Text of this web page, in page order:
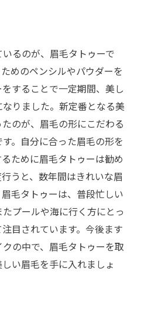
るのが、眉毛タトゥーで
めのペンシルやパウダーを
することで一定期間、美し
りました。新定番となる美
のが、眉毛の形にこだわる
。自分に合った眉毛の形を
ために眉毛タトゥーは勧め
うと、数年間はきれいな眉
毛タトゥーは、普段忙しい
プールや海に行く方にとっ
目されています。今後ます
の中で、眉毛タトゥーを取
い眉毛を手に入れましょ